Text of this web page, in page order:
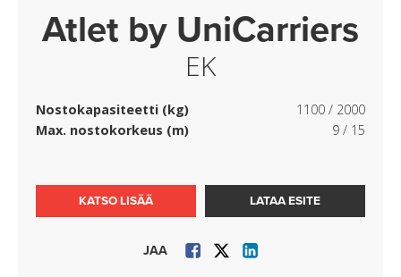
Atlet by UniCarriers
EK
Nostokapasiteetti (kg)
1100 / 2000
Max. nostokorkeus (m)
9 / 15
KATSO LISÄÄ LATAA ESITE
JAA